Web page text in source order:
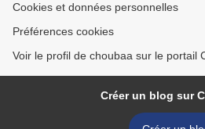
Cookies et données personnelles
Préférences cookies
Voir le profil de choubaa sur le portail
Créer un blog sur